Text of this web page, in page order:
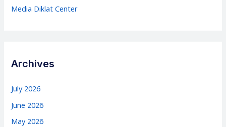
Media Diklat Center
Archives
July 2026
June 2026
May 2026